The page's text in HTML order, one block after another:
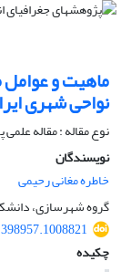
ماهیت و
نواحی شهری
نوع مقاله : مقاله
نویسندگان
خاطره مغانی رحیمی
گروه شهرسازی،
چکیده